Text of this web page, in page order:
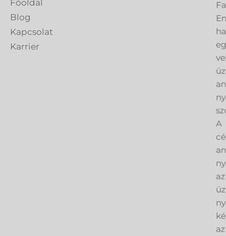
Főoldal
Blog
Kapcsolat
Karrier
A
az
az